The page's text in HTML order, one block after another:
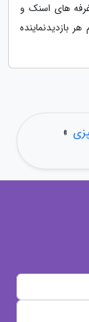
های اسنک و
بازدیدنماینده
»